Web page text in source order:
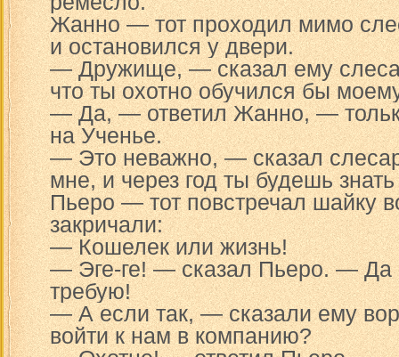
Жанно — тот проходил мимо
и остановился у двери.
— Дружище, — сказал ему
что ты охотно обучился бы
— Да, — ответил Жанно, —
на Ученье.
— Это неважно, — сказал
мне, и через год ты будешь
Пьеро — тот повстречал шайку
закричали:
— Кошелек или жизнь!
— Эге-ге! — сказал Пьеро. — Да
требую!
— А если так, — сказали ему
войти к нам в компанию?